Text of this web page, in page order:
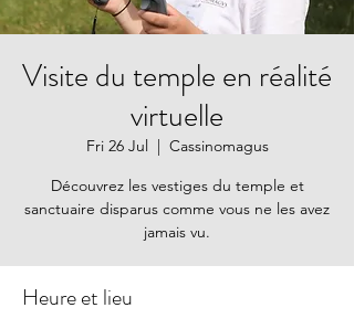
Visite du temple en réalité
virtuelle
Fri 26 Jul
  |
Cassinomagus
Découvrez les vestiges du temple et
sanctuaire disparus comme vous ne les avez
jamais vu.
Heure et lieu